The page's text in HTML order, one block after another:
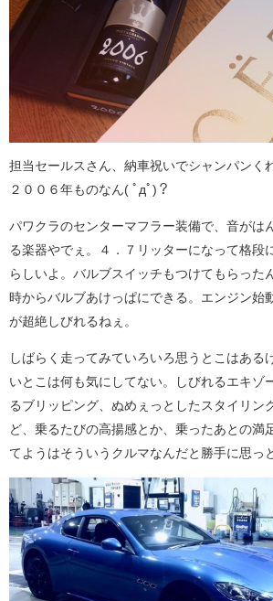
担当セールスさん、納車祝いでシャンパンく
２００６年ものなん( ﾟдﾟ)？
パワクラのセンターマフラー装備で、音がは
る楽器やでぇ。４．７リッターになって格段
らしいよ。バルブスイッチもつけてもらった
時からバルブあけっぱにできる。エンジン始
が超絶しびれるねぇ。
しばらく走ってみていろいろ思うとこはある
いとこは何も気にしてない。しびれるエキゾ
るブリッピング、ぬめぇっとしたスタイリン
ど、乗るたびの高揚感とか、乗ったあとの満
てようはそういうクルマなんだと勝手に思っ